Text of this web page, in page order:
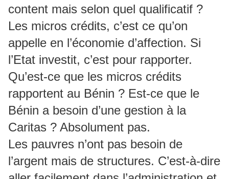
content mais selon quel qualificatif ?
Les micros crédits, c’est ce qu’on
appelle en l’économie d’affection. Si
l’Etat investit, c’est pour rapporter.
Qu’est-ce que les micros crédits
rapportent au Bénin ? Est-ce que le
Bénin a besoin d’une gestion à la
Caritas ? Absolument pas.
Les pauvres n’ont pas besoin de
l’argent mais de structures. C’est-à-dire